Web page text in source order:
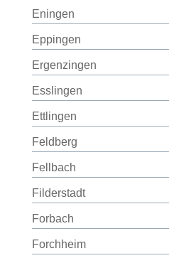
Eningen
Eppingen
Ergenzingen
Esslingen
Ettlingen
Feldberg
Fellbach
Filderstadt
Forbach
Forchheim